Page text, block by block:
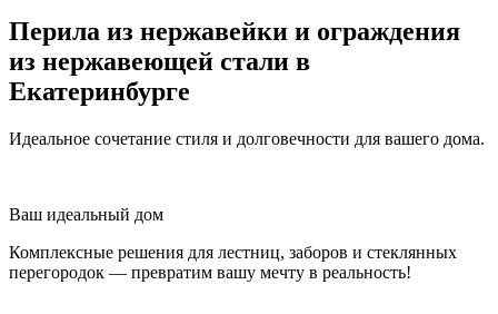
Перила из нержавейки и ограждения
из нержавеющей стали в
Екатеринбурге
Идеальное сочетание стиля и долговечности для вашего дома.
Ваш идеальный дом
Комплексные решения для лестниц, заборов и стеклянных
перегородок — превратим вашу мечту в реальность!